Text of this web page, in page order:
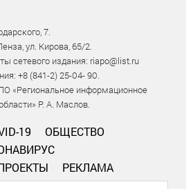
7.
ул. Кирова, 65/2.
сетевого издания: riapo@list.ru
+8 (841-2) 25-04- 90.
«Региональное информационное
Р. А. Маслов.
19
ОБЩЕСТВО
РЕКЛАМА